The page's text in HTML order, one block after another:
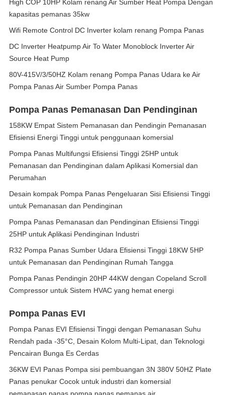
High COP 10HP Kolam renang Air Sumber Heat Pompa Dengan
kapasitas pemanas 35kw
Wifi Remote Control DC Inverter kolam renang Pompa Panas
DC Inverter Heatpump Air To Water Monoblock Inverter Air
Source Heat Pump
80V-415V/3/50HZ Kolam renang Pompa Panas Udara ke Air
Pompa Panas Air Sumber Pompa Panas
Pompa Panas Pemanasan Dan Pendinginan
158KW Empat Sistem Pemanasan dan Pendingin Pemanasan
Efisiensi Energi Tinggi untuk penggunaan komersial
Pompa Panas Multifungsi Efisiensi Tinggi 25HP untuk
Pemanasan dan Pendinginan dalam Aplikasi Komersial dan
Perumahan
Desain kompak Pompa Panas Pengeluaran Sisi Efisiensi Tinggi
untuk Pemanasan dan Pendinginan
Pompa Panas Pemanasan dan Pendinginan Efisiensi Tinggi
25HP untuk Aplikasi Pendinginan Industri
R32 Pompa Panas Sumber Udara Efisiensi Tinggi 18KW 5HP
untuk Pemanasan dan Pendinginan Rumah Tangga
Pompa Panas Pendingin 20HP 44KW dengan Copeland Scroll
Compressor untuk Sistem HVAC yang hemat energi
Pompa Panas EVI
Pompa Panas EVI Efisiensi Tinggi dengan Pemanasan Suhu
Rendah pada -35°C, Desain Kolom Multi-Lipat, dan Teknologi
Pencairan Bunga Es Cerdas
36KW EVI Panas Pompa sisi pembuangan 3N 380V 50HZ Plate
Panas penukar Cocok untuk industri dan komersial